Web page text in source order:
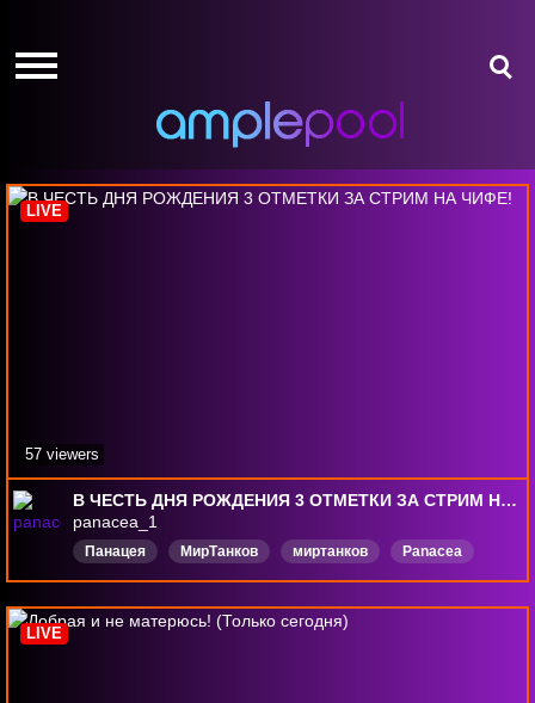
GIVE-
HOW
IT
WORKS
GIVE-
HOW
IT
WORKS
Mir Tankov
В ЧЕСТЬ ДНЯ РОЖДЕНИЯ 3 ОТМЕТКИ ЗА СТРИМ НА ЧИФЕ!
panacea_1
Панацея МирТанков миртанков
Panacea
Русский
LIVE
57 viewers
LIVE